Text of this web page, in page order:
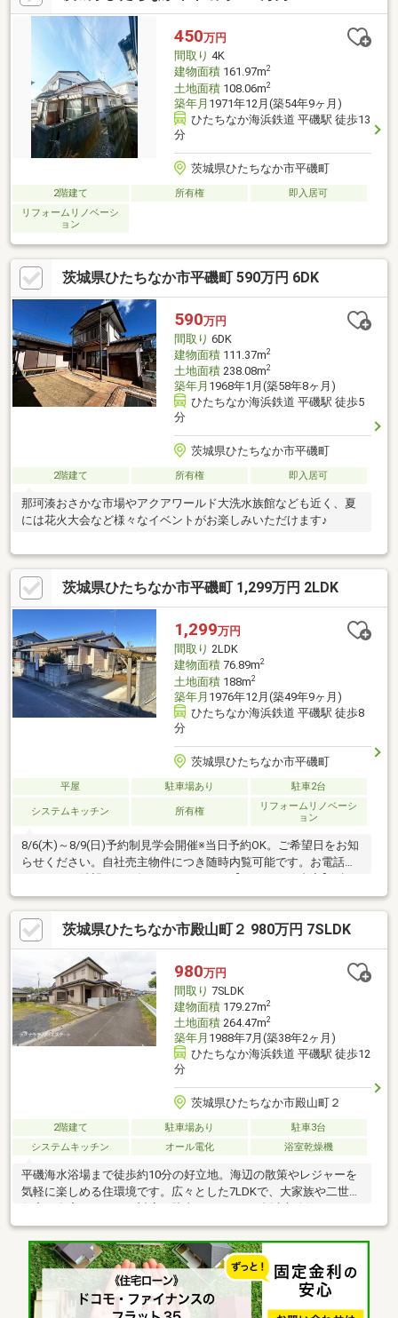
450万円
間取り 4K
建物面積161.97m2
土地面積108.06m2
築年月 1971年12月(築54年9ヶ月)
ひたちなか海浜鉄道 平磯駅 徒歩13
分
茨城県ひたちなか市平磯町
2階建て 所有権
即入居可
リフォームリノベーシ
ョン
茨城県ひたちなか市平磯町 590万円 6DK
590万円
間取り 6DK
建物面積111.37m2
土地面積238.08m2
築年月 1968年1月(築58年8ヶ月)
ひたちなか海浜鉄道 平磯駅 徒歩5
分
茨城県ひたちなか市平磯町
2階建て 所有権 即入居可
那珂湊おさかな市場やアクアワールド大洗水族館なども近く、夏
には花火大会など様々なイベントがお楽しみいただけます♪
茨城県ひたちなか市平磯町 1,299万円 2LDK
1,299万円
間取り 2LDK
建物面積76.89m2
土地面積188m2
築年月 1976年12月(築49年9ヶ月)
ひたちなか海浜鉄道 平磯駅 徒歩8
分
茨城県ひたちなか市平磯町
平屋 駐車場あり 駐車2台
システムキッチン 所有権
リフォームリノベーシ
ョン
8/6(木)～8/9(日)予約制見学会開催※当日予約OK。ご希望日をお知
らせください。自社売主物件につき随時内覧可能です。お電話か
準シロアリ防除工事、鍵交換●外構・外装駐車場拡張●水回りシス
テムキッチン交換、ユニットバス交換、トイレ交換、洗面化粧台
交換●内装クロス張替え、フローリング重張、畳表替え、障子・
襖張替え●その他設備給湯器交換、インターホン設置、火災警報
器設置、照明器具交換、浄化槽設置【おすすめポイント】・本物
件は条件により住宅ローン減税が適用されます。
茨城県ひたちなか市殿山町２ 980万円 7SLDK
980万円
間取り 7SLDK
建物面積179.27m2
土地面積264.47m2
築年月 1988年7月(築38年2ヶ月)
ひたちなか海浜鉄道 平磯駅 徒歩12
分
茨城県ひたちなか市殿山町２
2階建て 駐車場あり
駐車3台
システムキッチン
オール電化 浴室乾燥機
平磯海水浴場まで徒歩約10分の好立地。海辺の散策やレジャーを
気軽に楽しめる住環境です。広々とした7LDKで、大家族や二世帯
ール電化・太陽光発電システム搭載で経済的な暮らしを実現しま
す。小屋裏収納や独立ランドリールームを備え、収納力と家事効
率も良好。システムキッチンや浴室乾燥機など設備も充実してい
ます。天井まで伸びる障子やポイントカラークロスが和モダンな
空間を演出。上下水道完備で利便性も高く、広さ・設備・デザイ
ン性を兼ね備えた魅力的な住まいです。